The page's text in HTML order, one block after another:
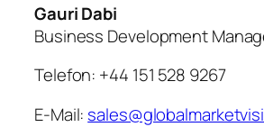
Gauri Dabi
Business Development
Telefon: +44 151 528 9267
E-Mail: